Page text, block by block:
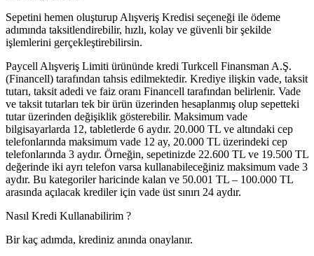
Sepetini hemen oluşturup Alışveriş Kredisi seçeneği ile ödeme
adımında taksitlendirebilir, hızlı, kolay ve güvenli bir şekilde
işlemlerini gerçekleştirebilirsin.
Paycell Alışveriş Limiti ürününde kredi Turkcell Finansman A.Ş.
(Financell) tarafından tahsis edilmektedir. Krediye ilişkin vade, taksit
tutarı, taksit adedi ve faiz oranı Financell tarafından belirlenir. Vade
ve taksit tutarları tek bir ürün üzerinden hesaplanmış olup sepetteki
tutar üzerinden değişiklik gösterebilir. Maksimum vade
bilgisayarlarda 12, tabletlerde 6 aydır. 20.000 TL ve altındaki cep
telefonlarında maksimum vade 12 ay, 20.000 TL üzerindeki cep
telefonlarında 3 aydır. Örneğin, sepetinizde 22.600 TL ve 19.500 TL
değerinde iki ayrı telefon varsa kullanabileceğiniz maksimum vade 3
aydır. Bu kategoriler haricinde kalan ve 50.001 TL – 100.000 TL
arasında açılacak krediler için vade üst sınırı 24 aydır.
Nasıl Kredi Kullanabilirim ?
Bir kaç adımda, krediniz anında onaylanır.